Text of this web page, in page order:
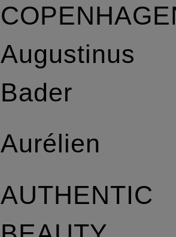
Augustinus
Bader
Aurélien
AUTHENTIC